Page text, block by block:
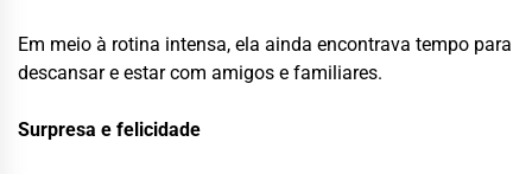
Em meio à rotina intensa, ela ainda encontrava tempo para
descansar e estar com amigos e familiares.
Surpresa e felicidade